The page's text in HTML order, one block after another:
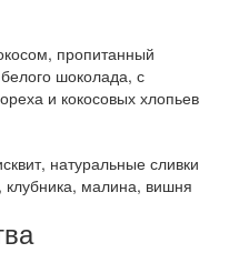
пропитанный
шоколада, с
и кокосовых хлопьев
натуральные сливки
клубника, малина, вишня